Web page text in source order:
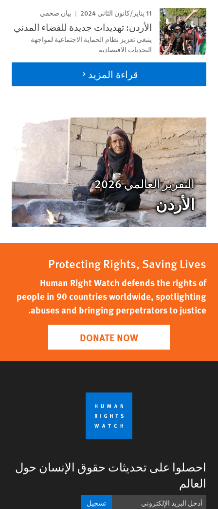
11 يناير/كانون الثاني 2024 بيان صحفي
الأردن: تهديدات جديدة للفضاء المدني
ينبغي تعزيز نظام الحماية الاجتماعية لمواجهة
التحديات الاقتصادية
قراءة المزيد
التقرير العالمي 2026
الأردن
Protecting Rights, Saving Lives
Human Right Watch defends the rights of
people in 90 countries worldwide, spotlighting
abuses and bringing perpetrators to justice.
DONATE NOW
احصلوا على تحديثات حقوق الإنسان حول
العالم
تسجيل